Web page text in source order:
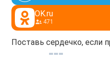
OK.ru
471
Поставь сердечко, если